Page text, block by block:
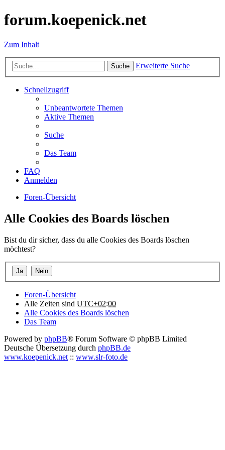
forum.koepenick.net
Zum Inhalt
Suche Erweiterte Suche
Schnellzugriff
Unbeantwortete Themen
Aktive Themen
Suche
Das Team
FAQ
Anmelden
Foren-Übersicht
Alle Cookies des Boards löschen
Bist du dir sicher, dass du alle Cookies des Boards löschen
möchtest?
Foren-Übersicht
Alle Zeiten sind UTC+02:00
Alle Cookies des Boards löschen
Das Team
Powered by phpBB® Forum Software © phpBB Limited
Deutsche Übersetzung durch phpBB.de
www.koepenick.net :: www.slr-foto.de